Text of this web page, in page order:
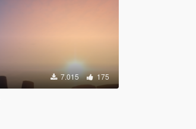
7.015 175